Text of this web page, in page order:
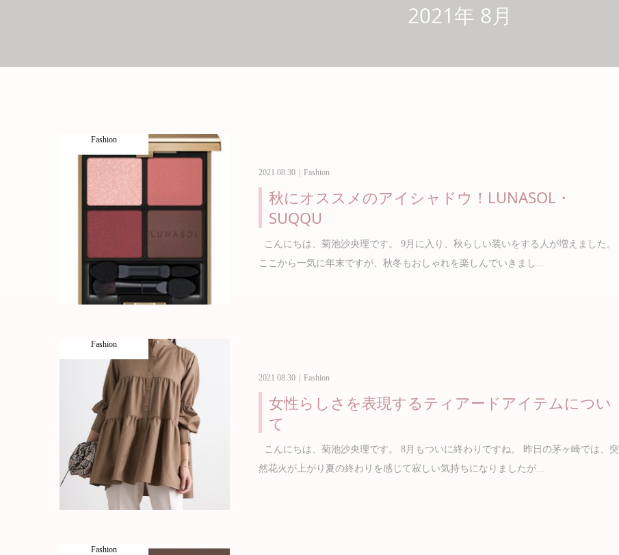
2021年 8月
Fashion
2021.08.30 Fashion
秋にオススメのアイシャドウ！LUNASOL・
SUQQU
こんにちは、菊池沙央理です。 9月に入り、秋らしい装いをする人が増えました。
ここから一気に年末ですが、秋冬もおしゃれを楽しんでいきまし...
Fashion
2021.08.30 Fashion
女性らしさを表現するティアードアイテムについ
て
こんにちは、菊池沙央理です。 8月もついに終わりですね。 昨日の茅ヶ崎では、突
然花火が上がり夏の終わりを感じて寂しい気持ちになりましたが...
Fashion